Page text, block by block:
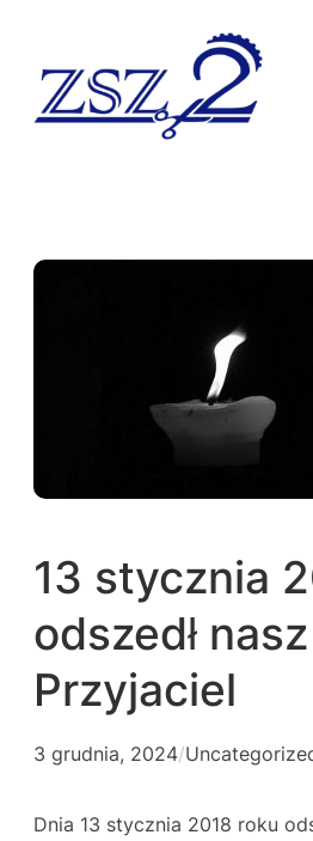
13 stycznia
odszedł nasz
Przyjaciel
3 grudnia, 2024/
Dnia 13 stycznia 2018 roku